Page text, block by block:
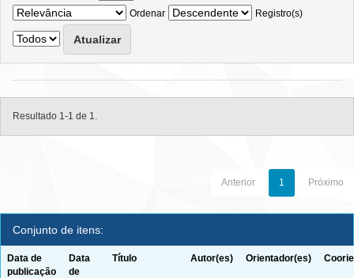
Ordenar
Registro(s)
Resultado 1-1 de 1.
Anterior 1 Próximo
Conjunto de itens:
Data de
publicação
Data
de
Título Autor(es) Orientador(es)